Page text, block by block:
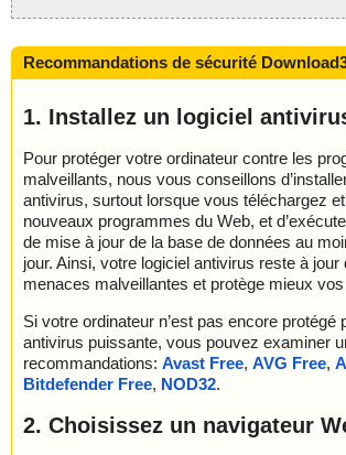
Recommandations de sécurité
1. Installez un logiciel
Pour protéger votre ordinateur contre les
malveillants, nous vous conseillons
antivirus, surtout lorsque vous téléchargez
nouveaux programmes du Web, et
de mise à jour de la base de données au
jour. Ainsi, votre logiciel antivirus reste à jour
menaces malveillantes et protège mieux
Si votre ordinateur n’est pas encore protégé
antivirus puissante, vous pouvez examiner
recommandations: Avast Free, AVG Free,
Bitdefender Free, NOD32.
2. Choisissez un navigateur